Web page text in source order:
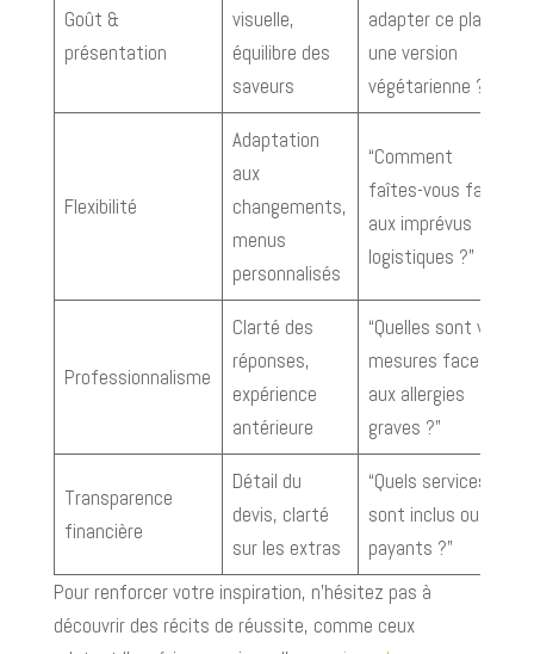
Goût &
présentation
visuelle,
équilibre des
saveurs
adapter ce plat à
une version
végétarienne ?”
Flexibilité
Adaptation
aux
changements,
menus
personnalisés
“Comment
faîtes-vous face
aux imprévus
logistiques ?”
Professionnalisme
Clarté des
réponses,
expérience
antérieure
“Quelles sont vos
mesures face
aux allergies
graves ?”
Transparence
financière
Détail du
devis, clarté
sur les extras
“Quels services
sont inclus ou
payants ?”
Pour renforcer votre inspiration, n'hésitez pas à
découvrir des récits de réussite, comme ceux